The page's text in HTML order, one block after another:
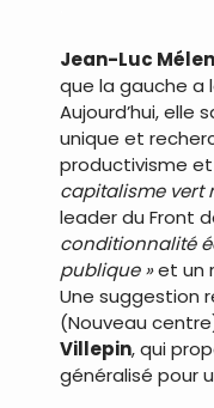
Jean-Luc
que la gauche
Aujourd’hui, elle
unique et
productivisme
capitalisme vert
leader du Front
conditionnalité
publique »et un
Une suggestion
(Nouveau
Villepin, qui
généralisé pour